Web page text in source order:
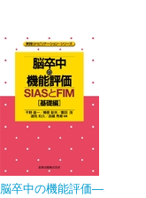
脳卒中の機能評価―SIAS